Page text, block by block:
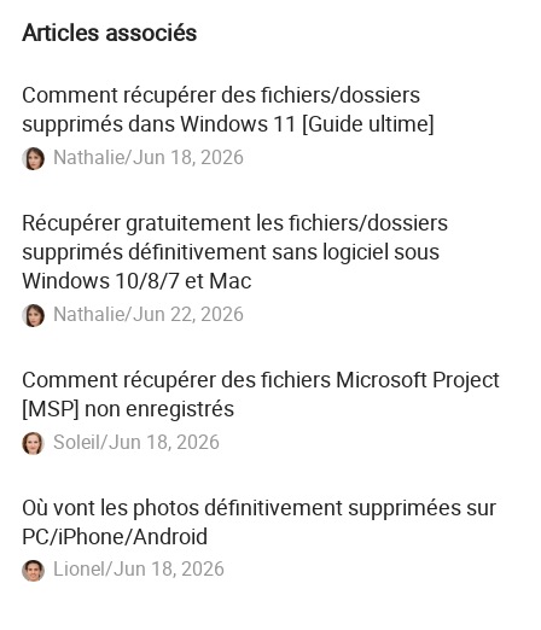
Articles associés
Comment récupérer des fichiers/dossiers
supprimés dans Windows 11 [Guide ultime]
Nathalie/Jun 18, 2026
Récupérer gratuitement les fichiers/dossiers
supprimés définitivement sans logiciel sous
Windows 10/8/7 et Mac
Nathalie/Jun 22, 2026
Comment récupérer des fichiers Microsoft Project
[MSP] non enregistrés
Soleil/Jun 18, 2026
Où vont les photos définitivement supprimées sur
PC/iPhone/Android
Lionel/Jun 18, 2026